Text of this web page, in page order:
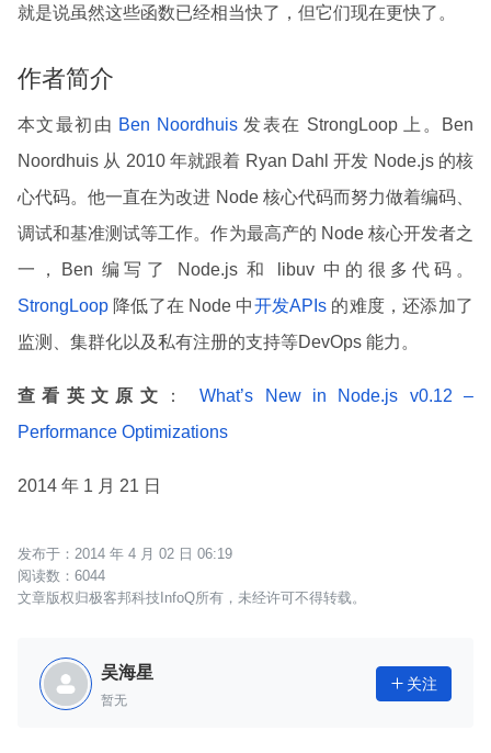
就是说虽然这些函数已经相当快了，但它们现在更快了。
作者简介
本文最初由 Ben Noordhuis 发表在 StrongLoop 上。Ben
Noordhuis 从 2010 年就跟着 Ryan Dahl 开发 Node.js 的核
心代码。他一直在为改进 Node 核心代码而努力做着编码、
调试和基准测试等工作。作为最高产的 Node 核心开发者之
一，Ben 编写了 Node.js 和 libuv 中的很多代码。
StrongLoop 降低了在 Node 中开发APIs 的难度，还添加了
监测、集群化以及私有注册的支持等DevOps 能力。
查看英文原文 ：
What’s New in Node.js v0.12 –
Performance Optimizations
2014 年 1 月 21 日
2014 年 4 月 02 日 06:19
6044
文章版权归极客邦科技InfoQ所有，未经许可不得转载。
吴海星
暂无
 关注